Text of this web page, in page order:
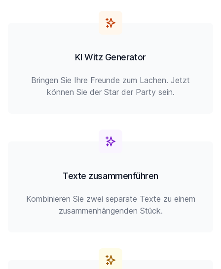
KI Witz Generator
Bringen Sie Ihre Freunde zum Lachen. Jetzt
können Sie der Star der Party sein.
Texte zusammenführen
Kombinieren Sie zwei separate Texte zu einem
zusammenhängenden Stück.